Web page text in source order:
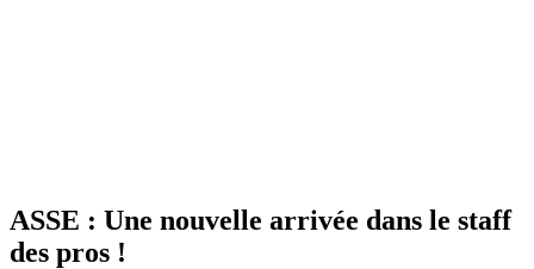
ASSE : Une nouvelle arrivée dans le staff
des pros !